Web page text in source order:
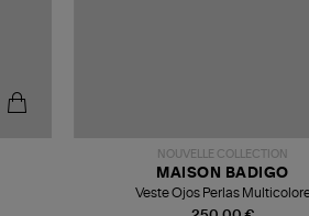
NOUVELLE COLLECTION
MAISON BADIGO
Veste Ojos Perlas